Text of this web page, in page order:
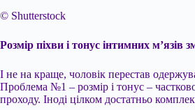
© Shutterstock
Розмір піхви і тонус інтимних м’язів
І не на краще, чоловік перестав
Проблема №1 – розмір і тонус –
проходу. Іноді цілком достатньо